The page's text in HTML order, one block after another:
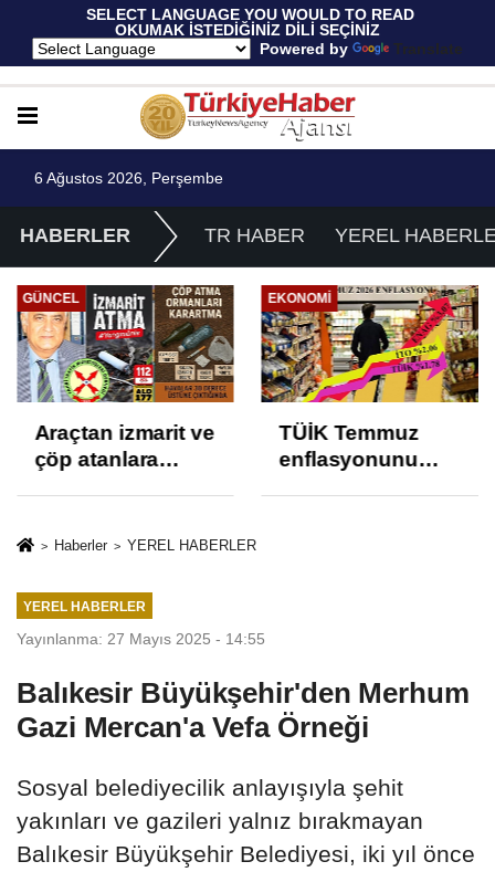
SELECT LANGUAGE YOU WOULD TO READ
OKUMAK İSTEDİĞİNİZ DİLİ SEÇİNİZ
Powered by
Translate
6 Ağustos 2026, Perşembe
HABERLER TR HABER YEREL
GÜNCEL
Araçtan izmarit ve
çöp atanlara
izmariti
EKONOMI
TÜİK Temmuz
enflasyonunu
Haberler YEREL HABERLER
YEREL HABERLER
Yayınlanma: 27 Mayıs 2025 - 14:55
Balıkesir Büyükşehir'den Merhum
Gazi Mercan'a Vefa Örneği
Sosyal belediyecilik anlayışıyla şehit
yakınları ve gazileri yalnız bırakmayan
Balıkesir Büyükşehir Belediyesi, iki yıl önce